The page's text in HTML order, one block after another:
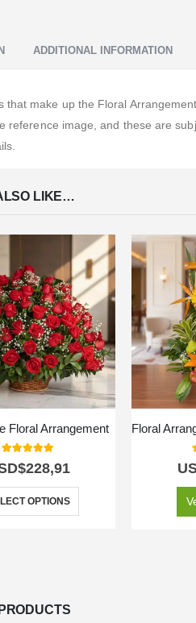
ADDITIONAL INFORMATION
that make up the Floral
reference image, and these are
LIKE…
Floral Arrangement
5.00out of 5
228,91
OPTIONS